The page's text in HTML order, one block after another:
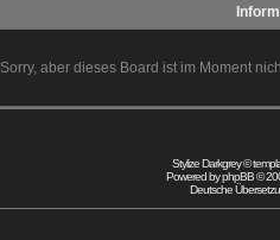
Sorry, aber dieses Board ist im Moment
Stylize Darkgrey ©
Powered byphpBB©
Deutsche